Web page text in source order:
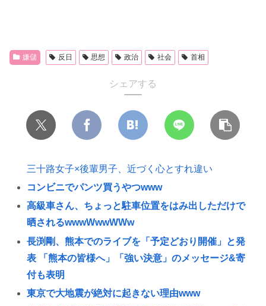
嫌儲 反日 思想 政治 社会 首相
シェアする
三十路女子×後輩男子、近づく心とすれ違い
コンビニでパンツ買うやつwww
高級車さん、ちょっと駐車位置をはみ出しただけで
晒されるwwwWwwWWw
長渕剛、熊本でのライブを「予定どおり開催」と発
表 「熊本の皆様へ」「強い決意」のメッセージ&寄
付も表明
東京で大地震が絶対に起きない理由www